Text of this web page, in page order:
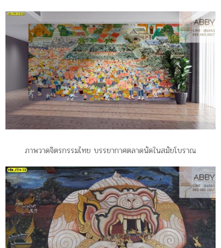
ภาพวาดจิตรกรรมไทย บรรยากาศตลาดนัดในสมัยโบราณ